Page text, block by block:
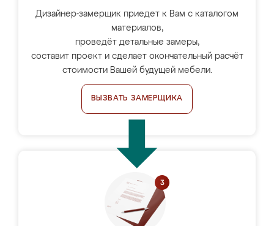
Дизайнер-замерщик приедет к Вам с каталогом
материалов,
проведёт детальные замеры,
составит проект и сделает окончательный расчёт
стоимости Вашей будущей мебели.
ВЫЗВАТЬ ЗАМЕРЩИКА